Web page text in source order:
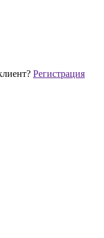
Регистрация